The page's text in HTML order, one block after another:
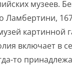
музеев.
Ламбертини,
картинной
включает в
то